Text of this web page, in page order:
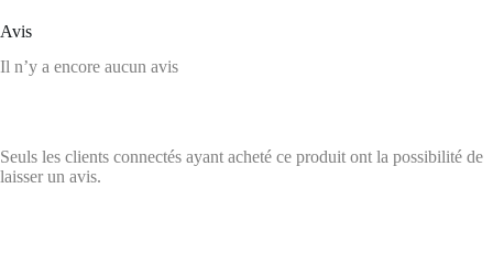
Avis
Il n’y a encore aucun avis
Seuls les clients connectés ayant acheté ce produit ont la possibilité de
laisser un avis.